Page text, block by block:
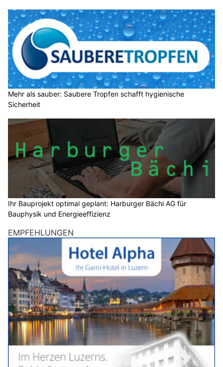
Mehr als sauber: Saubere Tropfen schafft hygienische
Sicherheit
Ihr Bauprojekt optimal geplant: Harburger Bächi AG für
Bauphysik und Energieeffizienz
EMPFEHLUNGEN